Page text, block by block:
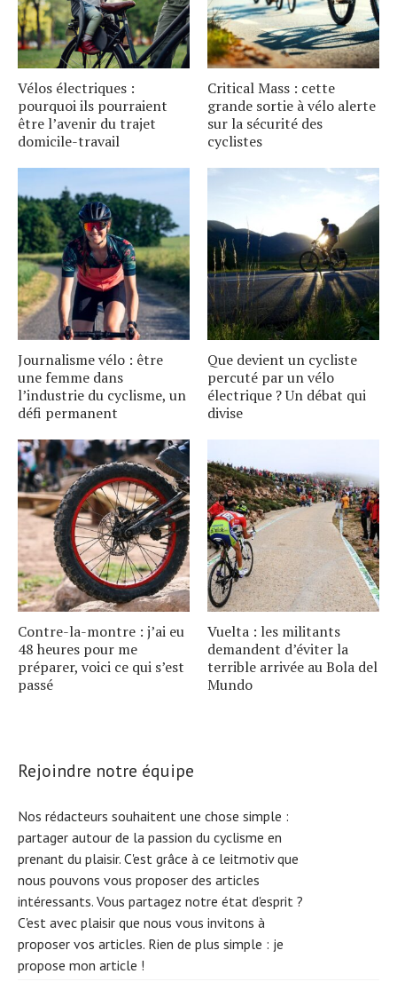
Vélos électriques :
pourquoi ils pourraient
être l’avenir du trajet
domicile-travail
Critical Mass : cette
grande sortie à vélo alerte
sur la sécurité des
cyclistes
Journalisme vélo : être
une femme dans
l’industrie du cyclisme, un
défi permanent
Que devient un cycliste
percuté par un vélo
électrique ? Un débat qui
divise
Contre-la-montre : j’ai eu
48 heures pour me
préparer, voici ce qui s’est
passé
Vuelta : les militants
demandent d’éviter la
terrible arrivée au Bola del
Mundo
Rejoindre notre équipe
Nos rédacteurs souhaitent une chose simple :
partager autour de la passion du cyclisme en
prenant du plaisir. C'est grâce à ce leitmotiv que
nous pouvons vous proposer des articles
intéressants. Vous partagez notre état d'esprit ?
C'est avec plaisir que nous vous invitons à
proposer vos articles. Rien de plus simple : je
propose mon article !